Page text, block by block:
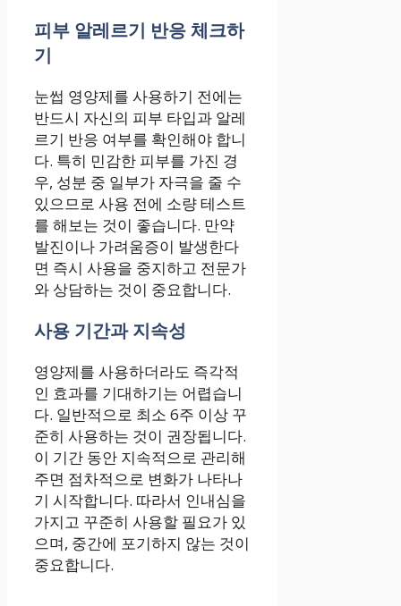
피부 알레르기 반응 체크하
기
눈썹 영양제를 사용하기 전에는
반드시 자신의 피부 타입과 알레
르기 반응 여부를 확인해야 합니
다. 특히 민감한 피부를 가진 경
우, 성분 중 일부가 자극을 줄 수
있으므로 사용 전에 소량 테스트
를 해보는 것이 좋습니다. 만약
발진이나 가려움증이 발생한다
면 즉시 사용을 중지하고 전문가
와 상담하는 것이 중요합니다.
사용 기간과 지속성
영양제를 사용하더라도 즉각적
인 효과를 기대하기는 어렵습니
다. 일반적으로 최소 6주 이상 꾸
준히 사용하는 것이 권장됩니다.
이 기간 동안 지속적으로 관리해
주면 점차적으로 변화가 나타나
기 시작합니다. 따라서 인내심을
가지고 꾸준히 사용할 필요가 있
으며, 중간에 포기하지 않는 것이
중요합니다.